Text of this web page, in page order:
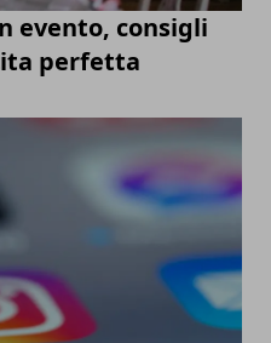
evento, consigli
perfetta